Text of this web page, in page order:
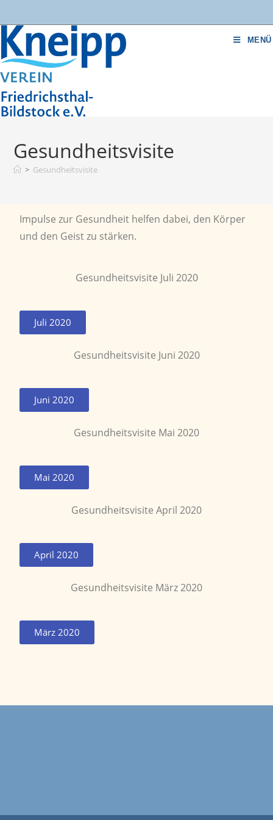
MENÜ
Gesundheitsvisite
> Gesundheitsvisite
Impulse zur Gesundheit helfen dabei, den Körper
und den Geist zu stärken.
Gesundheitsvisite Juli 2020
Juli 2020
Gesundheitsvisite Juni 2020
Juni 2020
Gesundheitsvisite Mai 2020
Mai 2020
Gesundheitsvisite April 2020
April 2020
Gesundheitsvisite März 2020
März 2020